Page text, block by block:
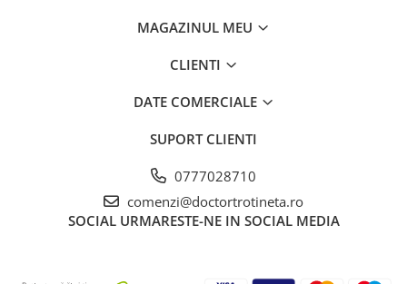
MAGAZINUL MEU
CLIENTI
DATE COMERCIALE
SUPORT CLIENTI
0777028710
comenzi@doctortrotineta.ro
SOCIAL URMARESTE-NE IN SOCIAL MEDIA